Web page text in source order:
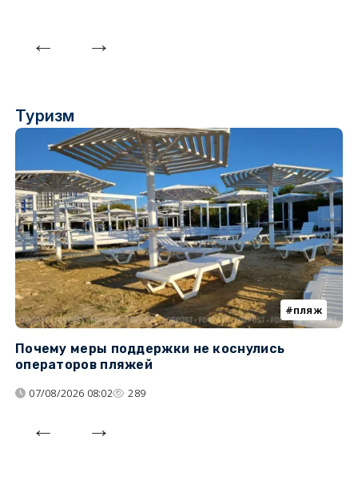
Туризм
пляж
Почему меры поддержки не коснулись
операторов пляжей
07/08/2026 08:02 289